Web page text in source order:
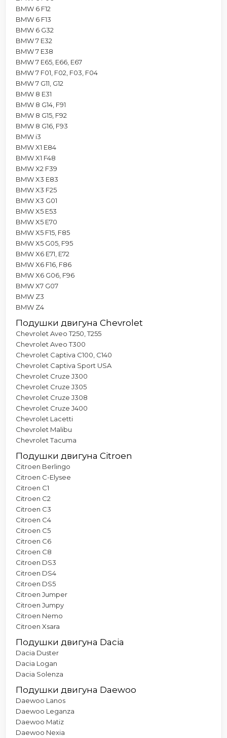
BMW 6 F12
BMW 6 F13
BMW 6 G32
BMW 7 E32
BMW 7 E38
BMW 7 E65, E66, E67
BMW 7 F01, F02, F03, F04
BMW 7 G11, G12
BMW 8 E31
BMW 8 G14, F91
BMW 8 G15, F92
BMW 8 G16, F93
BMW i3
BMW X1 E84
BMW X1 F48
BMW X2 F39
BMW X3 E83
BMW X3 F25
BMW X3 G01
BMW X5 E53
BMW X5 E70
BMW X5 F15, F85
BMW X5 G05, F95
BMW X6 E71, E72
BMW X6 F16, F86
BMW X6 G06, F96
BMW X7 G07
BMW Z3
BMW Z4
Подушки двигуна Chevrolet
Chevrolet Aveo T250, T255
Chevrolet Aveo T300
Chevrolet Captiva C100, C140
Chevrolet Captiva Sport USA
Chevrolet Cruze J300
Chevrolet Cruze J305
Chevrolet Cruze J308
Chevrolet Cruze J400
Chevrolet Lacetti
Chevrolet Malibu
Chevrolet Tacuma
Подушки двигуна Citroen
Citroen Berlingo
Citroen C-Elysee
Citroen C1
Citroen C2
Citroen C3
Citroen C4
Citroen C5
Citroen C6
Citroen C8
Citroen DS3
Citroen DS4
Citroen DS5
Citroen Jumper
Citroen Jumpy
Citroen Nemo
Citroen Xsara
Подушки двигуна Dacia
Dacia Duster
Dacia Logan
Dacia Solenza
Подушки двигуна Daewoo
Daewoo Lanos
Daewoo Leganza
Daewoo Matiz
Daewoo Nexia